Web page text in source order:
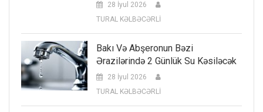
28 İyul 2026
TURAL KƏLBƏCƏRLİ
Bakı Və Abşeronun Bəzi
Ərazilərində 2 Günlük Su Kəsiləcək
28 İyul 2026
TURAL KƏLBƏCƏRLİ